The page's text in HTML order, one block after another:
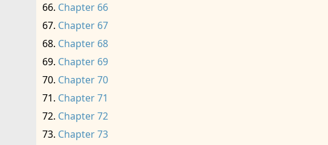
Chapter 66
Chapter 67
Chapter 68
Chapter 69
Chapter 70
Chapter 71
Chapter 72
Chapter 73